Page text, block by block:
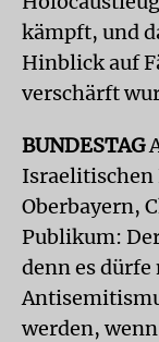
kämpft, und
Hinblick auf
verschärft
BUNDESTAG
Israelitischen
Oberbayern,
Publikum:
denn es
werden,